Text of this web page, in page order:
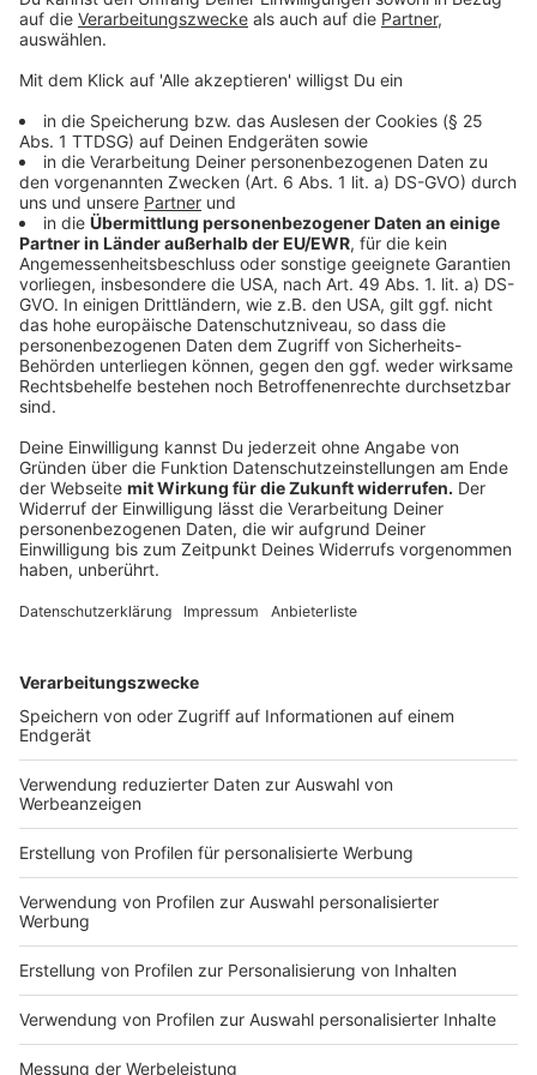
Anzeige
Angeboten wurde eine Erhöhung der Entgelte von drei
Prozent Ende 2023 und zwei Prozent Mitte 2024, über
eine Laufzeit von 27 Monaten. Dazu hätte es eine
Inflationsausgleichsprämie in zwei Raten von 1.500 und
1.000 Euro gegeben.Ver.di fordert mit 10,5 Prozent
und mindestens 500 Euro deutlich mehr. Außerdem
soll, mit Blick auf die unklare Entwicklung der Inflation,
möchte Ver.di, dass der Tarif-Vertrag 12 Monate läuft
und auch für Abzubildende, Studierende und
Praktikanten fordert Ver.di 200 Euro mehr.
Anzeige
Kundgebungen im Rhein-Kreis Neuss
Anzeige
Im Rhein-Kreis Neuss gibt es Kundgebungen vor den
Beschäftigten. Um die Beschäftigten der Kreis-
Verwaltung und der Banken, wie der Sparkassen, geht
es dagegen hauptsächlich bei der Neusser
Kundgebung.
Anzeige